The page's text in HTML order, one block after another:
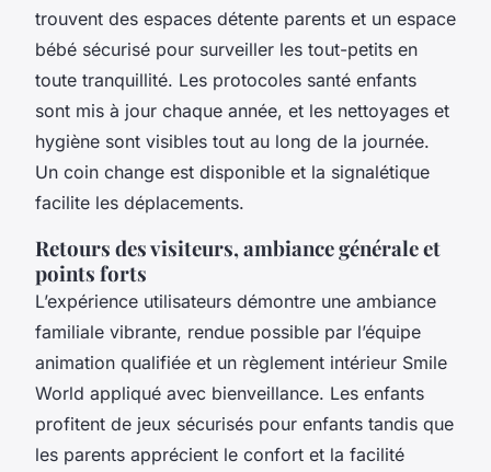
trouvent des espaces détente parents et un espace
bébé sécurisé pour surveiller les tout-petits en
toute tranquillité. Les protocoles santé enfants
sont mis à jour chaque année, et les nettoyages et
hygiène sont visibles tout au long de la journée.
Un coin change est disponible et la signalétique
facilite les déplacements.
Retours des visiteurs, ambiance générale et
points forts
L’expérience utilisateurs démontre une ambiance
familiale vibrante, rendue possible par l’équipe
animation qualifiée et un règlement intérieur Smile
World appliqué avec bienveillance. Les enfants
profitent de jeux sécurisés pour enfants tandis que
les parents apprécient le confort et la facilité